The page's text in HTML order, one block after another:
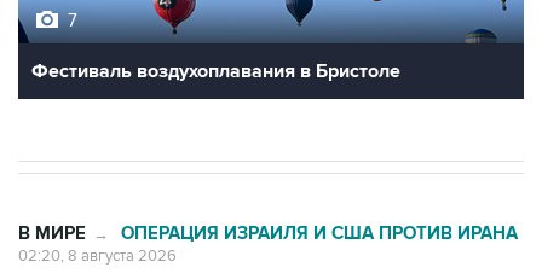
7
Фестиваль воздухоплавания в Бристоле
В МИРЕ → ОПЕРАЦИЯ ИЗРАИЛЯ И США ПРОТИВ ИРАНА
02:20, 8 августа 2026